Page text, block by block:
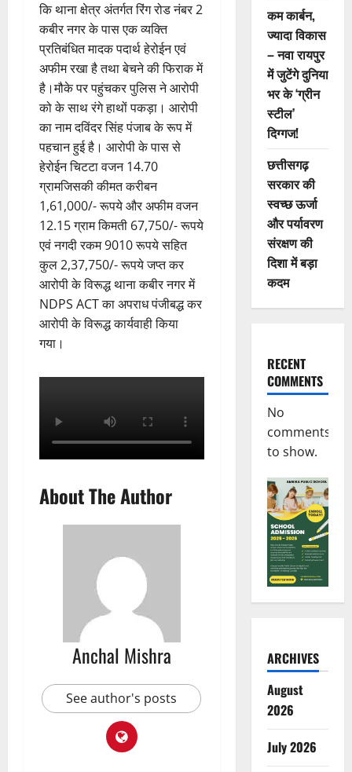
कि थाना क्षेत्र अंतर्गत रिंग रोड नंबर 2
कबीर नगर के पास एक व्यक्ति
प्रतिबंधित मादक पदार्थ हेरोईन एवं
अफीम रखा है तथा बेचने की फिराक में
है।मौके पर पहुंचकर पुलिस ने आरोपी
को के साथ रंगे हाथों पकड़ा। आरोपी
का नाम दविंदर सिंह पंजाब के रूप में
पहचान हुई है। आरोपी के पास से
हेरोईन चिटटा वजन 14.70
ग्रामजिसकी कीमत करीबन
1,61,000/- रूपये और अफीम वजन
12.15 ग्राम किमती 67,750/- रूपये
एवं नगदी रकम 9010 रूपये सहित
कुल 2,37,750/- रूपये जप्त कर
आरोपी के विरूद्ध थाना कबीर नगर में
NDPS ACT का अपराध पंजीबद्ध कर
आरोपी के विरूद्ध कार्यवाही किया
गया।
About The Author
Anchal Mishra
See author's posts
कम कार्बन,
ज्यादा विकास
– नवा रायपुर
में जुटेंगे दुनिया
भर के ‘ग्रीन
स्टील’
दिग्गज!
छत्तीसगढ़
सरकार की
स्वच्छ ऊर्जा
और पर्यावरण
संरक्षण की
दिशा में बड़ा
कदम
RECENT
COMMENTS
No
comments
to show.
ARCHIVES
August
2026
July 2026